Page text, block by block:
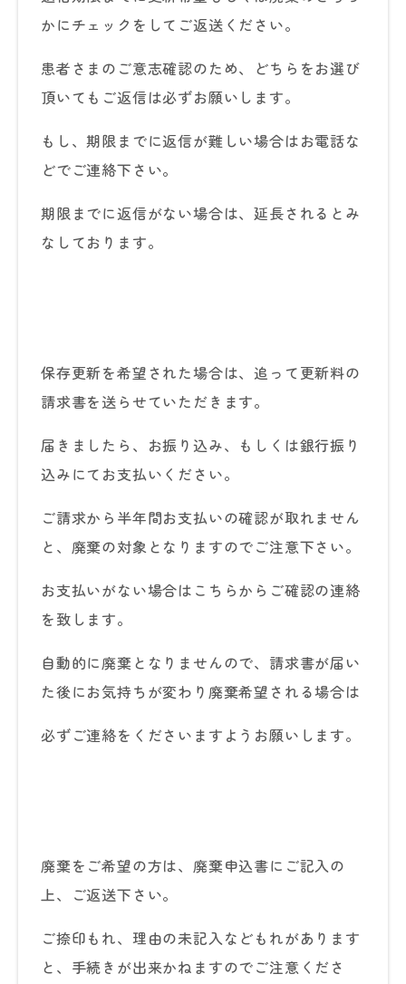
かにチェックをしてご返送ください。
患者さまのご意志確認のため、どちらをお選び
頂いてもご返信は必ずお願いします。
もし、期限までに返信が難しい場合はお電話な
どでご連絡下さい。
期限までに返信がない場合は、延長されるとみ
なしております。
保存更新を希望された場合は、追って更新料の
請求書を送らせていただきます。
届きましたら、お振り込み、もしくは銀行振り
込みにてお支払いください。
ご請求から半年間お支払いの確認が取れません
と、廃棄の対象となりますのでご注意下さい。
お支払いがない場合はこちらからご確認の連絡
を致します。
自動的に廃棄となりませんので、請求書が届い
た後にお気持ちが変わり廃棄希望される場合は
必ずご連絡をくださいますようお願いします。
廃棄をご希望の方は、廃棄申込書にご記入の
上、ご返送下さい。
ご捺印もれ、理由の未記入などもれがあります
と、手続きが出来かねますのでご注意くださ